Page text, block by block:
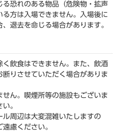
る恐れのある物品（危険物・拡声
方は入場できません。入場後に
退去を命じる場合があります。
飲食はできません。また、飲酒
断りさせていただく場合がありま
ん。喫煙所等の施設もございま
。
周辺は大変混雑いたしますの
慮ください。